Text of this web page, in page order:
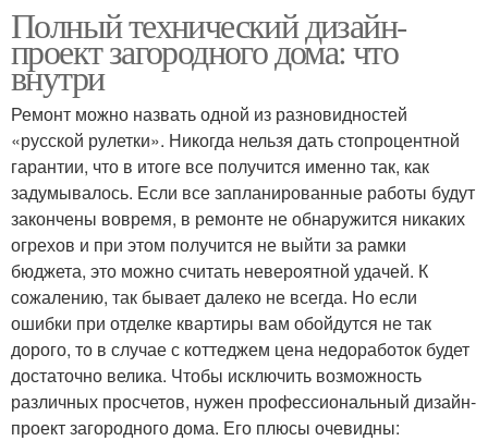
Полный технический дизайн-
проект загородного дома: что
внутри
Ремонт можно назвать одной из разновидностей
«русской рулетки». Никогда нельзя дать стопроцентной
гарантии, что в итоге все получится именно так, как
задумывалось. Если все запланированные работы будут
закончены вовремя, в ремонте не обнаружится никаких
огрехов и при этом получится не выйти за рамки
бюджета, это можно считать невероятной удачей. К
сожалению, так бывает далеко не всегда. Но если
ошибки при отделке квартиры вам обойдутся не так
дорого, то в случае с коттеджем цена недоработок будет
достаточно велика. Чтобы исключить возможность
различных просчетов, нужен профессиональный дизайн-
проект загородного дома. Его плюсы очевидны: